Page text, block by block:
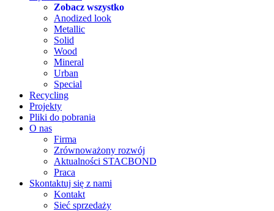
Zobacz wszystko
Anodized look
Metallic
Solid
Wood
Mineral
Urban
Special
Recycling
Projekty
Pliki do pobrania
O nas
Firma
Zrównoważony rozwój
Aktualności STACBOND
Praca
Skontaktuj się z nami
Kontakt
Sieć sprzedaży